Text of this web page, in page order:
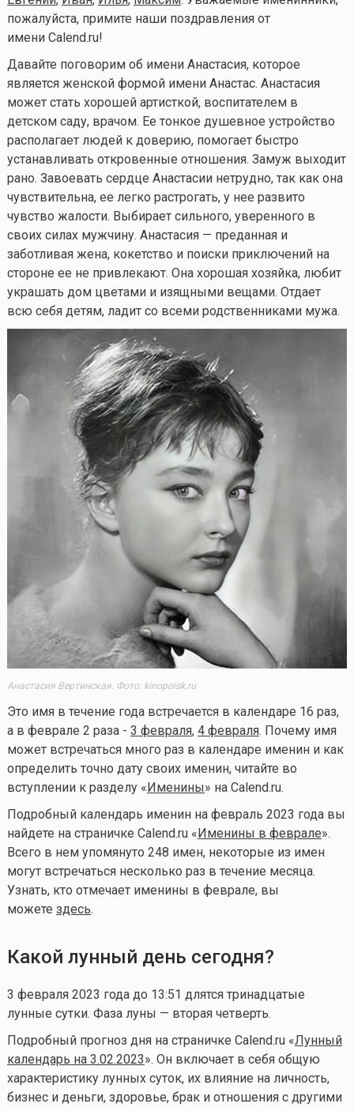
пожалуйста, примите наши поздравления от
имени Calend.ru!
Давайте поговорим об имени Анастасия, которое
является женской формой имени Анастас. Анастасия
может стать хорошей артисткой, воспитателем в
детском саду, врачом. Ее тонкое душевное устройство
располагает людей к доверию, помогает быстро
устанавливать откровенные отношения. Замуж выходит
рано. Завоевать сердце Анастасии нетрудно, так как она
чувствительна, ее легко растрогать, у нее развито
чувство жалости. Выбирает сильного, уверенного в
своих силах мужчину. Анастасия — преданная и
заботливая жена, кокетство и поиски приключений на
стороне ее не привлекают. Она хорошая хозяйка, любит
украшать дом цветами и изящными вещами. Отдает
всю себя детям, ладит со всеми родственниками мужа.
Анастасия Вертинская. Фото: kinopoisk.ru
Это имя в течение года встречается в календаре 16 раз,
а в феврале 2 раза - 3 февраля, 4 февраля. Почему имя
может встречаться много раз в календаре именин и как
определить точно дату своих именин, читайте во
вступлении к разделу «Именины» на Calend.ru.
Подробный календарь именин на февраль 2023 года вы
найдете на страничке Calend.ru «Именины в феврале».
Всего в нем упомянуто 248 имен, некоторые из имен
могут встречаться несколько раз в течение месяца.
Узнать, кто отмечает именины в феврале, вы
можете здесь.
Какой лунный день сегодня?
3 февраля 2023 года до 13:51 длятся тринадцатые
лунные сутки. Фаза луны — вторая четверть.
Подробный прогноз дня на страничке Calend.ru «Лунный
календарь на 3.02.2023». Он включает в себя общую
характеристику лунных суток, их влияние на личность,
бизнес и деньги, здоровье, брак и отношения с другими